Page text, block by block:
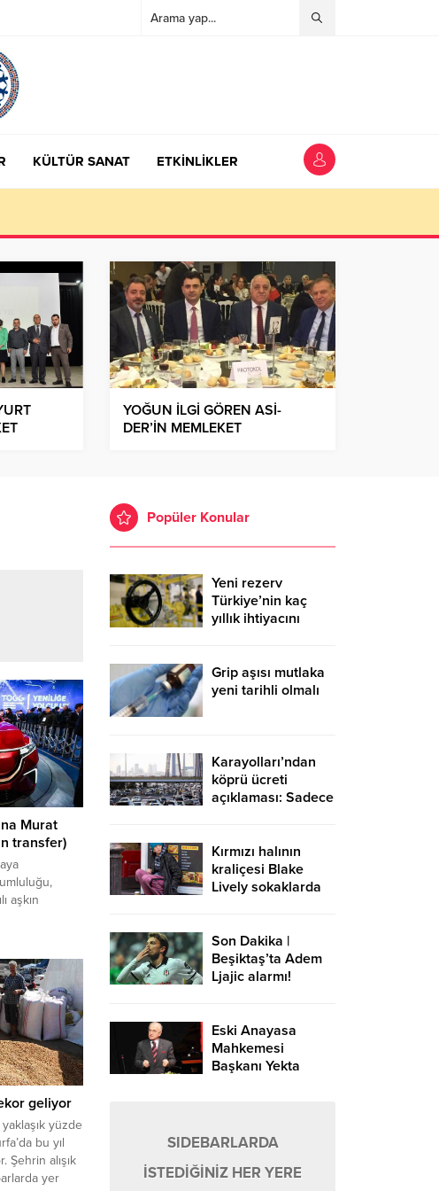
KÜLTÜR SANAT ETKİNLİKLER
YOĞUN İLGİ GÖREN ASİ-
DER’İN MEMLEKET
Murat
transfer)
aşkın
Akdaş'a
geliyor
yüzde
bu yıl
Şehrin alışık
yer
Popüler Konular
Yeni rezerv
Türkiye’nin kaç
yıllık ihtiyacını
Grip aşısı mutlaka
yeni tarihli olmalı
Karayolları’ndan
köprü ücreti
açıklaması: Sadece
geçişlerde ücret
alınır
Kırmızı halının
kraliçesi Blake
Lively sokaklarda
Son Dakika |
Beşiktaş’ta Adem
Ljajic alarmı!
Eski Anayasa
Mahkemesi
Başkanı Yekta
böyle kararlar
SIDEBARLARDA
İSTEDİĞİNİZ HER YERE